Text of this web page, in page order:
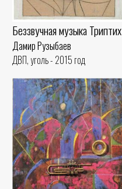
Беззвучная музыка Триптих
Дамир Рузыбаев
ДВП, уголь - 2015 год